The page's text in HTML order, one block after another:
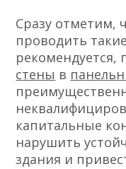
Сразу отметим,
проводить
рекомендуется,
стены в
капитальные
нарушить
здания и